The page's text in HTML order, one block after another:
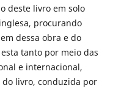
deste livro em solo
procurando
dessa obra e do
tanto por meio das
e internacional,
livro, conduzida por